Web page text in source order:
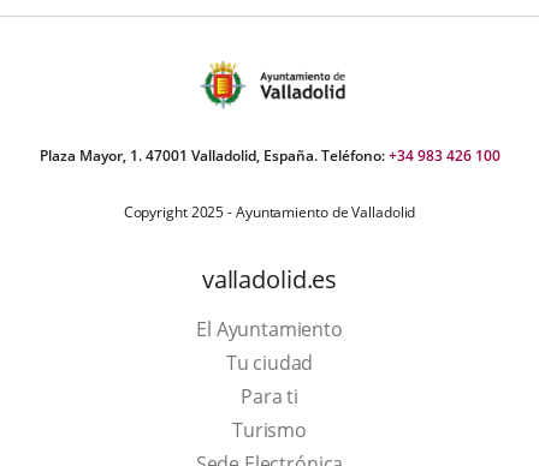
Plaza Mayor, 1. 47001 Valladolid, España. Teléfono:+34 983 426 100
Copyright 2025 - Ayuntamiento de Valladolid
valladolid.es
El Ayuntamiento
Tu ciudad
Para ti
TurismoThis